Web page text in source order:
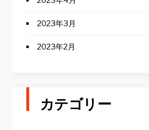
2023年3月
2023年2月
カテゴリー